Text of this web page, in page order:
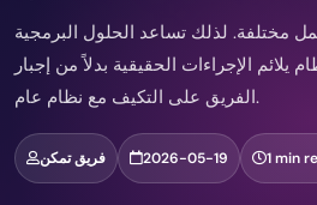
مختلفة. لذلك تساعد الحلول البرمجية
الإجراءات الحقيقية بدلاً من إجبار
الفريق على التكيف مع نظام عام.
فريق تمكن 2026-05-19 1 min